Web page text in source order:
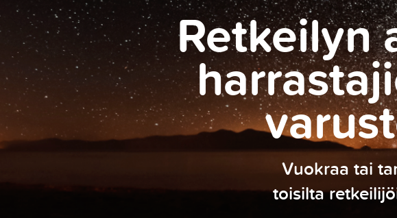
Retkeilyn
Vuokraa tai
toisilta